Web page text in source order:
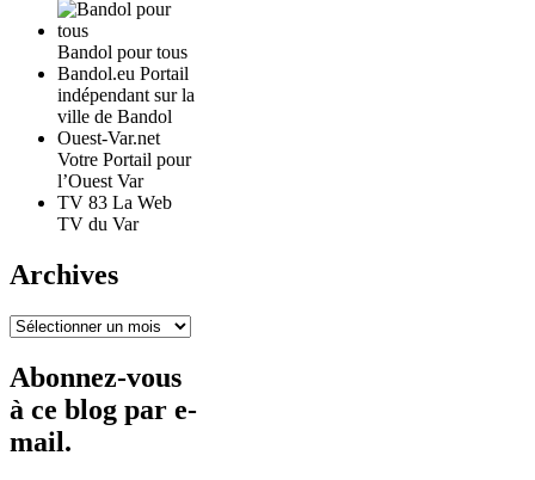
Bandol pour tous
Bandol.eu Portail
indépendant sur la
ville de Bandol
Ouest-Var.net
Votre Portail pour
l’Ouest Var
TV 83 La Web
TV du Var
Archives
Archives
Abonnez-vous
à ce blog par e-
mail.